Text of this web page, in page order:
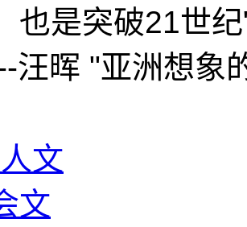
也是突破21世
汪晖 "亚洲想象